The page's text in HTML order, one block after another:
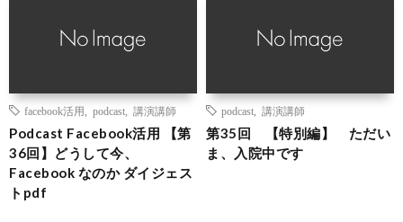
facebook活用 podcast 講演講師
Podcast Facebook活用 【第
36回】どうして今、
Facebook なのか ダイジェス
トpdf
podcast 講演講師
第35回 【特別編】 ただい
ま、入院中です